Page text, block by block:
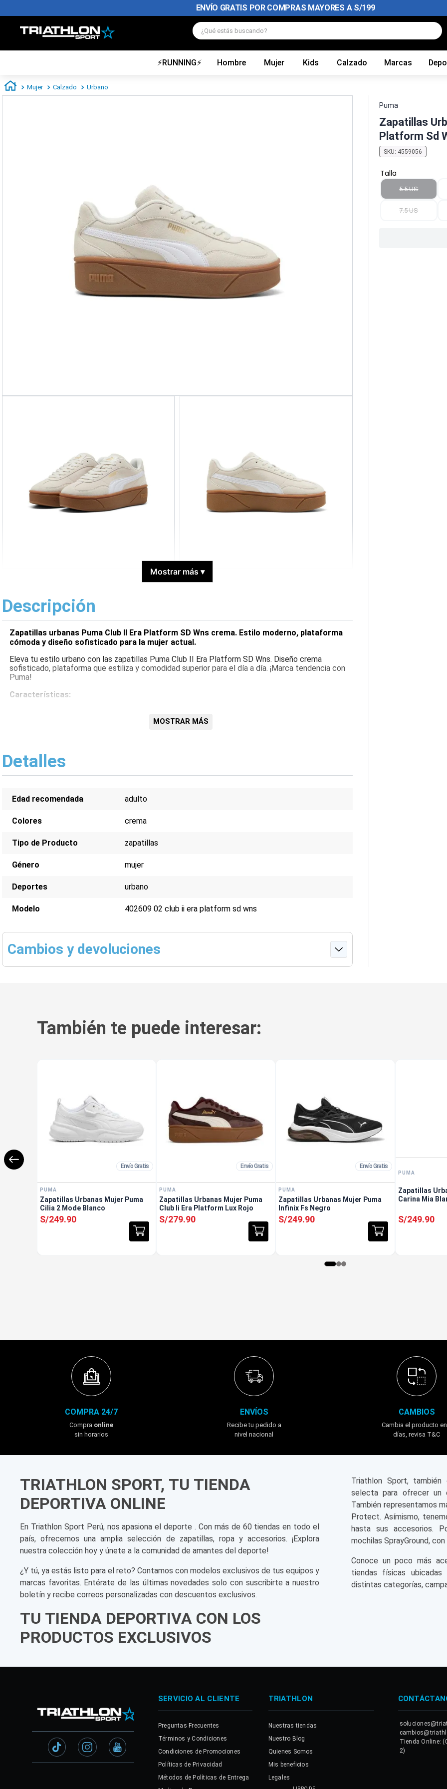
ENVÍO GRATIS POR COMPRAS MAYORES A S/199
¿Qué estás buscando?
⚡RUNNING⚡ Hombre Mujer Kids Calzado Marcas
Mujer Calzado Urbano
Mostrar más ▾
Descripción
Zapatillas urbanas Puma Club II Era Platform SD Wns crema. Estilo moderno, plataforma
cómoda y diseño sofisticado para la mujer actual.
Eleva tu estilo urbano con las zapatillas Puma Club II Era Platform SD Wns. Diseño crema
sofisticado, plataforma que estiliza y comodidad superior para el día a día. ¡Marca tendencia con
Puma!
Características:
MOSTRAR MÁS
Detalles
Edad recomendada adulto
Colores crema
Tipo de Producto zapatillas
Género mujer
Deportes urbano
Modelo 402609 02 club ii era platform sd wns
Cambios y devoluciones
Puma
Zapatillas
Platform Sd
SKU: 4559056
Talla
5.5 US
7.5 US
También te puede interesar:
Envío Gratis
PUMA
Zapatillas Urbanas Mujer Puma
Cilia 2 Mode Blanco
S/249.90
Envío Gratis
PUMA
Zapatillas Urbanas Mujer Puma
Club Ii Era Platform Lux Rojo
S/279.90
Envío Gratis
PUMA
Zapatillas Urbanas Mujer Puma
Infinix Fs Negro
S/249.90
PUMA
Zapatillas
Carina Mia
S/249.90
COMPRA 24/7
Compra online
sin horarios
ENVÍOS
Recibe tu pedido a
nivel nacional
CAMBIOS
Cambia el producto
días, revisa T&C
TRIATHLON SPORT, TU TIENDA
DEPORTIVA ONLINE
En Triathlon Sport Perú, nos apasiona el deporte . Con más de 60 tiendas en todo el
país, ofrecemos una amplia selección de zapatillas, ropa y accesorios. ¡Explora
nuestra colección hoy y únete a la comunidad de amantes del deporte!
¿Y tú, ya estás listo para el reto? Contamos con modelos exclusivos de tus equipos y
marcas favoritas. Entérate de las últimas novedades solo con suscribirte a nuestro
boletín y recibe correos personalizadas con descuentos exclusivos.
TU TIENDA DEPORTIVA CON LOS
PRODUCTOS EXCLUSIVOS
Triathlon Sport, también
selecta para ofrecer un
También representamos
Protect. Asímismo,
hasta sus accesorios.
mochilas SprayGround,
Conoce un poco más
tiendas físicas
distintas categorías,
SERVICIO AL CLIENTE
Preguntas Frecuentes
Términos y Condiciones
Condiciones de Promociones
Políticas de Privacidad
Métodos de Políticas de Entrega
TRIATHLON
Nuestras tiendas
Nuestro Blog
Quienes Somos
Mis beneficios
Legales
Tienda Online:
2)
TÉRMINOS MÁS BUSCADOS
2.
zapatillas nike
zapatillas nike mujer